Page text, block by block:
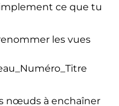
ce que tu
les vues
nœuds à enchaîner